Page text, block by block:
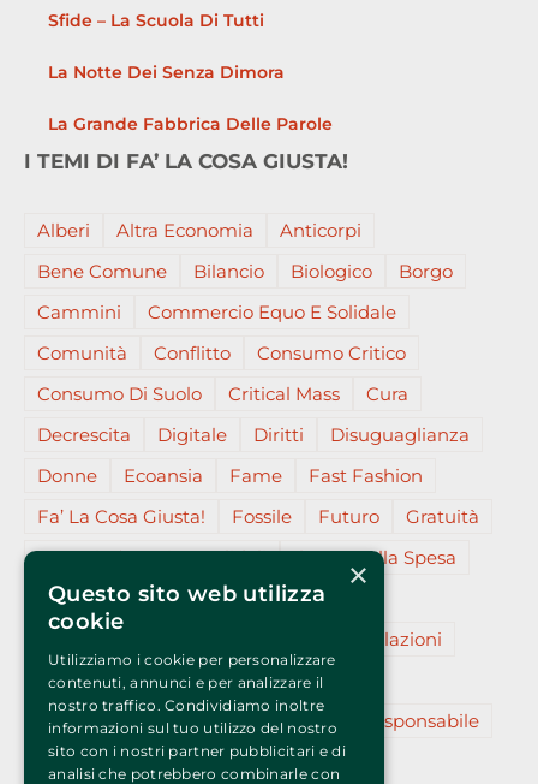
Sfide – La Scuola Di Tutti
La Notte Dei Senza Dimora
La Grande Fabbrica Delle Parole
I TEMI DI FA’ LA COSA GIUSTA!
Alberi Altra Economia
Anticorpi
Bene Comune
Bilancio Biologico
Borgo
Cammini
Commercio Equo E Solidale
Comunità
Conflitto
Consumo Critico
Consumo Di Suolo
Critical Mass
Cura
Decrescita
Digitale Diritti
Disuguaglianza
Donne
Ecoansia Fame
Fast Fashion
Fa’ La Cosa Giusta!
Fossile Futuro
Gratuità
Gruppi D’acquisto Solidali
Il Voto Nella Spesa
Insieme
L’essenziale
Migranti
Relazioni
Resilienza
Restanza Reti
Sostenibilità
Sovranità
Turismo Responsabile
Vegano
Virale Zero
×
Questo sito web utilizza
cookie
Utilizziamo i cookie per personalizzare
contenuti, annunci e per analizzare il
nostro traffico. Condividiamo inoltre
informazioni sul tuo utilizzo del nostro
sito con i nostri partner pubblicitari e di
analisi che potrebbero combinarle con